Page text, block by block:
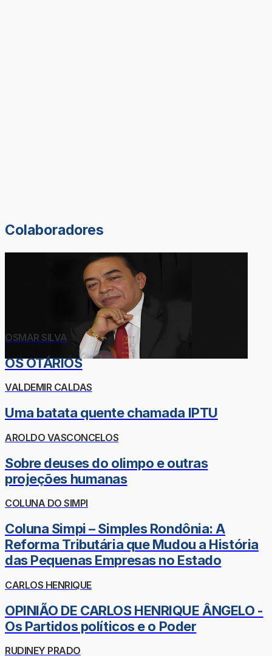
Colaboradores
OSMAR SILVA
OS OTÁRIOS
VALDEMIR CALDAS
Uma batata quente chamada IPTU
AROLDO VASCONCELOS
Sobre deuses do olimpo e outras
projeções humanas
COLUNA DO SIMPI
Coluna Simpi – Simples Rondônia: A
Reforma Tributária que Mudou a História
das Pequenas Empresas no Estado
CARLOS HENRIQUE
OPINIÃO DE CARLOS HENRIQUE ÂNGELO -
Os Partidos políticos e o Poder
RUDINEY PRADO